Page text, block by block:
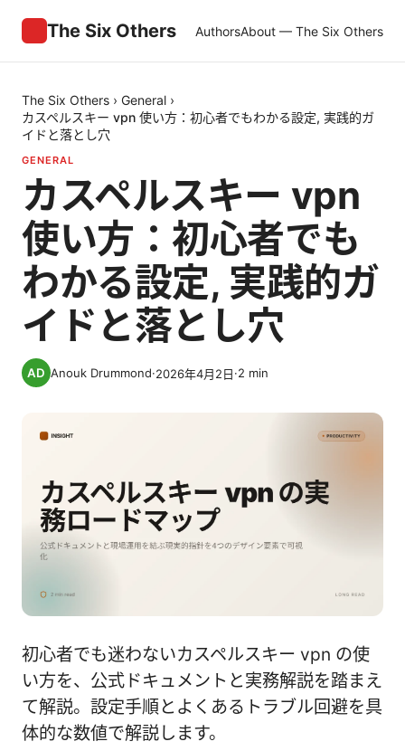
The Six Others AuthorsAbout — The Six Others
The Six Others › General ›
カスペルスキー vpn 使い方：初心者でもわかる設定, 実践的ガ
イドと落とし穴
GENERAL
カスペルスキー vpn
使い方：初心者でも
わかる設定, 実践的ガ
イドと落とし穴
Anouk Drummond·2026年4月2日·2 min
初心者でも迷わないカスペルスキー vpn の使
い方を、公式ドキュメントと実務解説を踏まえ
て解説。設定手順とよくあるトラブル回避を具
体的な数値で解説します。